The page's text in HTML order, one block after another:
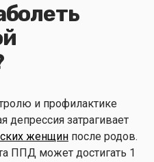
и профилактике
депрессия затрагивает
женщин после родов.
ППД может достигать 1